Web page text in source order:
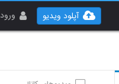
ورود آپلود ویدیو